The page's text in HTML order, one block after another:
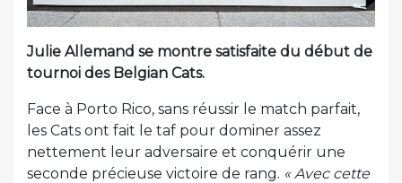
Julie Allemand se montre satisfaite du début de
tournoi des Belgian Cats.
Face à Porto Rico, sans réussir le match parfait,
les Cats ont fait le taf pour dominer assez
nettement leur adversaire et conquérir une
seconde précieuse victoire de rang. « Avec cette